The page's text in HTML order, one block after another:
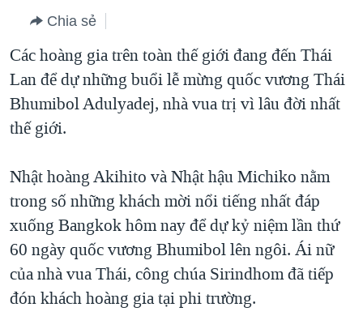
chính
điều
hướng
chính
Đi
"Tìm"
BLOG
DIỄN ĐÀN
MỤC
TỰ DO BÁO CHÍ
NGƯỜI VIỆT HẢI NGOẠI
ĐỜI SỐNG
KINH TẾ
KHOA HỌC
SỨC KHOẺ
CHUYÊN ĐỀ
HÀNH TRÌNH BẦU CỬ 2024
MỘT NĂM CHIẾN TRANH TẠI DẢI GAZA
GIẢI MÃ VÀNH ĐAI & CON ĐƯỜNG
NGÀY TỊ NẠN THẾ GIỚI
TRỊNH VĨNH BÌNH - NGƯỜI HẠ 'BÊN THẮNG CUỘC'
VIDEO
NGHE
MẠNG XÃ HỘI
Chia sẻ
Các hoàng gia trên toàn thế giới đang đến Thái
Lan để dự những buổi lễ mừng quốc vương Thái
Bhumibol Adulyadej, nhà vua trị vì lâu đời nhất
thế giới.
Nhật hoàng Akihito và Nhật hậu Michiko nằm
trong số những khách mời nổi tiếng nhất đáp
xuống Bangkok hôm nay để dự kỷ niệm lần thứ
60 ngày quốc vương Bhumibol lên ngôi. Ái nữ
của nhà vua Thái, công chúa Sirindhom đã tiếp
đón khách hoàng gia tại phi trường.